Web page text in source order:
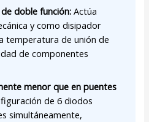
doble función: Actúa
y como disipador
temperatura de unión de
de componentes
menor que en puentes
de 6 diodos
simultáneamente,